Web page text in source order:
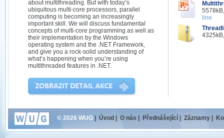
about multithreading. But with today’s
ubiquitous multi-core processors, parallel
computing is becoming an increasingly
important skill. We will discuss fundamental
concepts of multi-core programming as well as
their implementation by the Windows
operating system and the .NET Framework,
and give you a rock-solid understanding of
what’s happening when you’re using
multithreaded features in .NET.
line
© 2026 WUG Úvod O nás Přednášející Záznamy